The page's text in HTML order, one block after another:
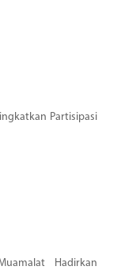
Partisipasi
Hadirkan